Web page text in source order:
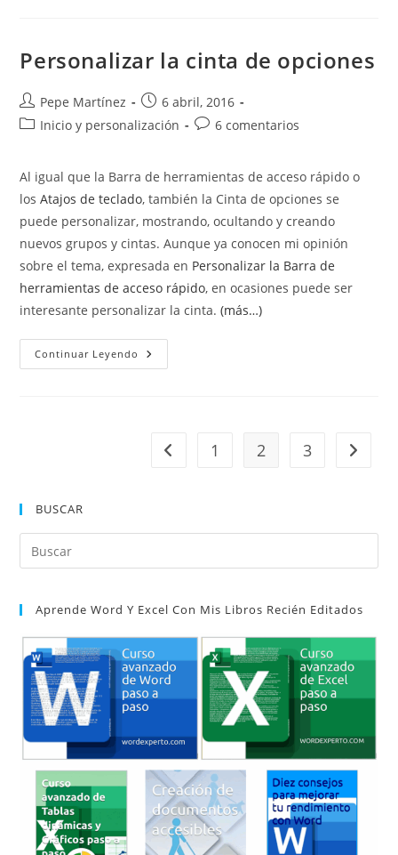
Documento.
Personalizar la cinta de opciones
Autor
de
Pepe Martínez
Publicación
de
6 abril, 2016
Categoría
entrada:
Inicio y personalización
Comentarios
entrada:
6 comentarios
Al igual que la Barra de herramientas de acceso rápido o
losAtajos de teclado, también la Cinta de opciones se
puede personalizar, mostrando, ocultando y creando
nuevos grupos y cintas. Aunque ya conocen mi opinión
sobre el tema, expresada en Personalizar la Barra de
herramientas de acceso rápido, en ocasiones puede ser
interesante personalizar la cinta.(más…)
Continuar Leyendo Personalizar
La
Ir a la página anterior
1 2 3 Ir a la
BUSCAR
Aprende Word Y Excel Con Mis Libros Recién Editados